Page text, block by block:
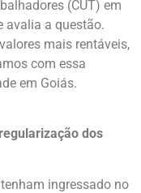
(CUT) em
avalia a questão.
mais rentáveis,
com essa
em Goiás.
dos
ingressado no